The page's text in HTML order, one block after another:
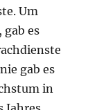
Um
es
gab es
in